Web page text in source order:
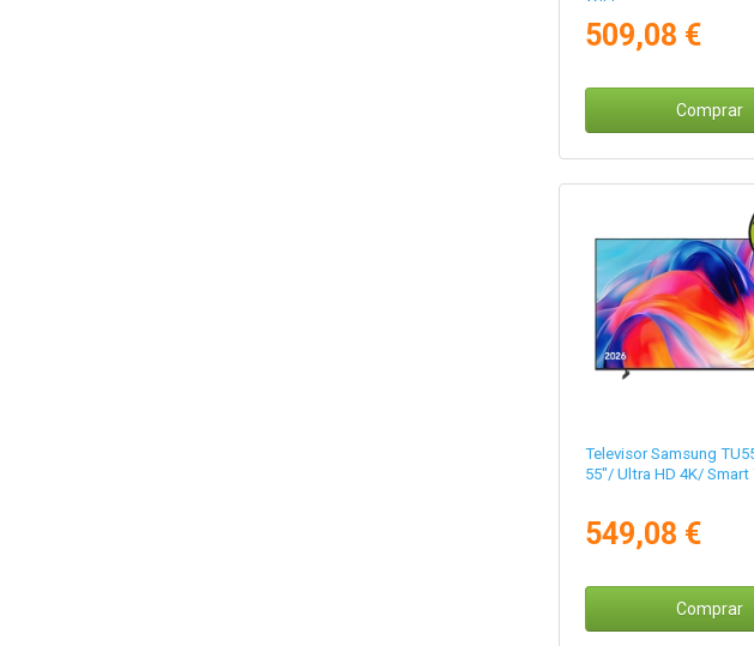
509,08 €
Comprar
Televisor Samsung
55"/ Ultra HD 4K/ Smart
549,08 €
Comprar